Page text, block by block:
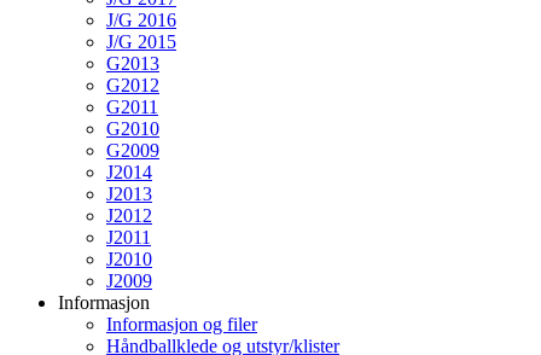
J/G 2016
J/G 2015
G2013
G2012
G2011
G2010
G2009
J2014
J2013
J2012
J2011
J2010
J2009
Informasjon
Informasjon og filer
Håndballklede og utstyr/klister